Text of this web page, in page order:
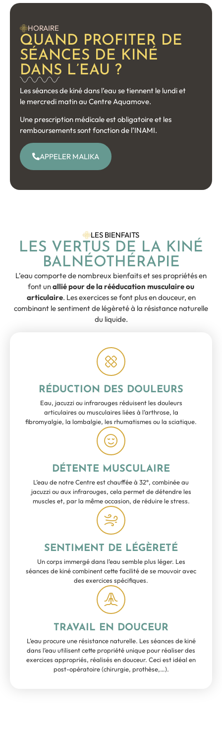
HORAIRE
QUAND PROFITER DE
SÉANCES DE KINÉ
DANS L’EAU ?
Les séances de kiné dans l’eau se tiennent le lundi et
le mercredi matin au Centre Aquamove.
Une prescription médicale est obligatoire et les
remboursements sont fonction de l’INAMI.
APPELER MALIKA
LES BIENFAITS
LES VERTUS DE LA KINÉ
BALNÉOTHÉRAPIE
L’eau comporte de nombreux bienfaits et ses propriétés en
font unallié pour de la rééducation musculaire ou
articulaire. Les exercices se font plus en douceur, en
combinant le sentiment de légèreté à la résistance naturelle
du liquide.
RÉDUCTION DES DOULEURS
Eau, jacuzzi ou infrarouges réduisent les douleurs
articulaires ou musculaires liées à l’arthrose, la
fibromyalgie, la lombalgie, les rhumatismes ou la sciatique.
DÉTENTE MUSCULAIRE
L’eau de notre Centre est chauffée à 32°, combinée au
jacuzzi ou aux infrarouges, cela permet de détendre les
muscles et, par la même occasion, de réduire le stress.
SENTIMENT DE LÉGÈRETÉ
Un corps immergé dans l’eau semble plus léger. Les
séances de kiné combinent cette facilité de se mouvoir avec
des exercices spécifiques.
TRAVAIL EN DOUCEUR
L’eau procure une résistance naturelle. Les séances de kiné
dans l’eau utilisent cette propriété unique pour réaliser des
exercices appropriés, réalisés en douceur. Ceci est idéal en
post-opératoire (chirurgie, prothèse,…).